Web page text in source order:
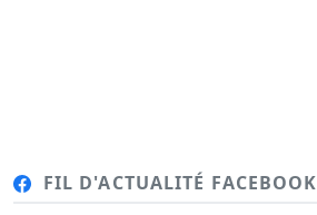
FIL D'ACTUALITÉ FACEBOOK